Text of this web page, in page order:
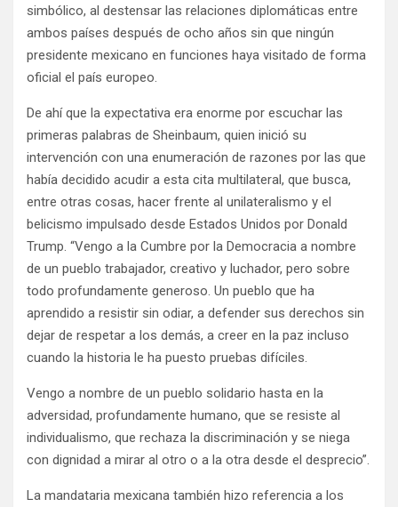
simbólico, al destensar las relaciones diplomáticas entre
ambos países después de ocho años sin que ningún
presidente mexicano en funciones haya visitado de forma
oficial el país europeo.
De ahí que la expectativa era enorme por escuchar las
primeras palabras de Sheinbaum, quien inició su
intervención con una enumeración de razones por las que
había decidido acudir a esta cita multilateral, que busca,
entre otras cosas, hacer frente al unilateralismo y el
belicismo impulsado desde Estados Unidos por Donald
Trump. “Vengo a la Cumbre por la Democracia a nombre
de un pueblo trabajador, creativo y luchador, pero sobre
todo profundamente generoso. Un pueblo que ha
aprendido a resistir sin odiar, a defender sus derechos sin
dejar de respetar a los demás, a creer en la paz incluso
cuando la historia le ha puesto pruebas difíciles.
Vengo a nombre de un pueblo solidario hasta en la
adversidad, profundamente humano, que se resiste al
individualismo, que rechaza la discriminación y se niega
con dignidad a mirar al otro o a la otra desde el desprecio”.
La mandataria mexicana también hizo referencia a los